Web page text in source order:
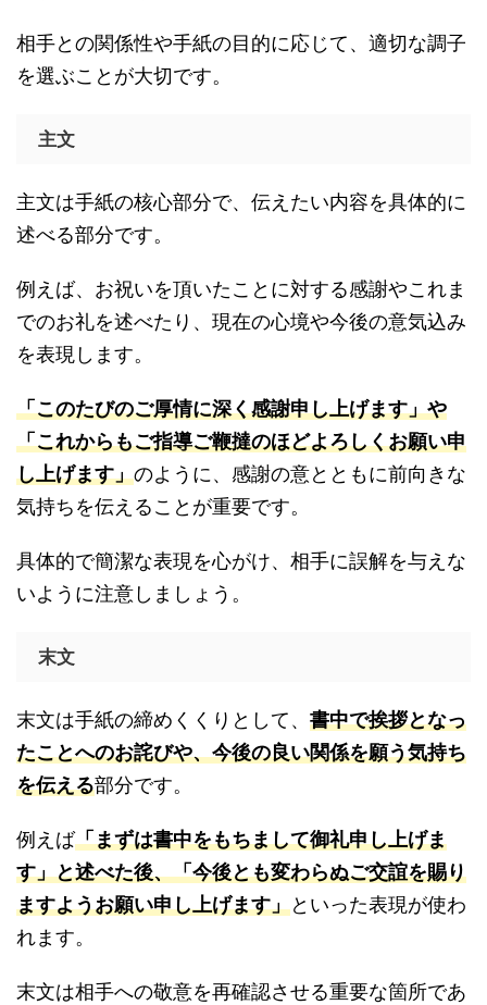
相手との関係性や手紙の目的に応じて、適切な調子
を選ぶことが大切です。
主文
主文は手紙の核心部分で、伝えたい内容を具体的に
述べる部分です。
例えば、お祝いを頂いたことに対する感謝やこれま
でのお礼を述べたり、現在の心境や今後の意気込み
を表現します。
「このたびのご厚情に深く感謝申し上げます」や
「これからもご指導ご鞭撻のほどよろしくお願い申
し上げます」のように、感謝の意とともに前向きな
気持ちを伝えることが重要です。
具体的で簡潔な表現を心がけ、相手に誤解を与えな
いように注意しましょう。
末文
末文は手紙の締めくくりとして、 書中で挨拶となっ
たことへのお詫びや、今後の良い関係を願う気持ち
を伝える部分です。
例えば「まずは書中をもちまして御礼申し上げま
す」と述べた後、「今後とも変わらぬご交誼を賜り
ますようお願い申し上げます」といった表現が使わ
れます。
末文は相手への敬意を再確認させる重要な箇所であ